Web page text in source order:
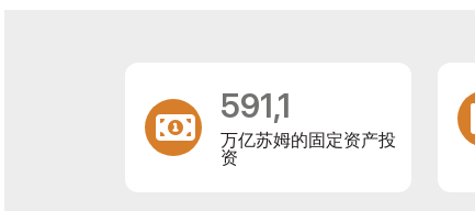
591,1
万亿苏姆的固定资产投
资